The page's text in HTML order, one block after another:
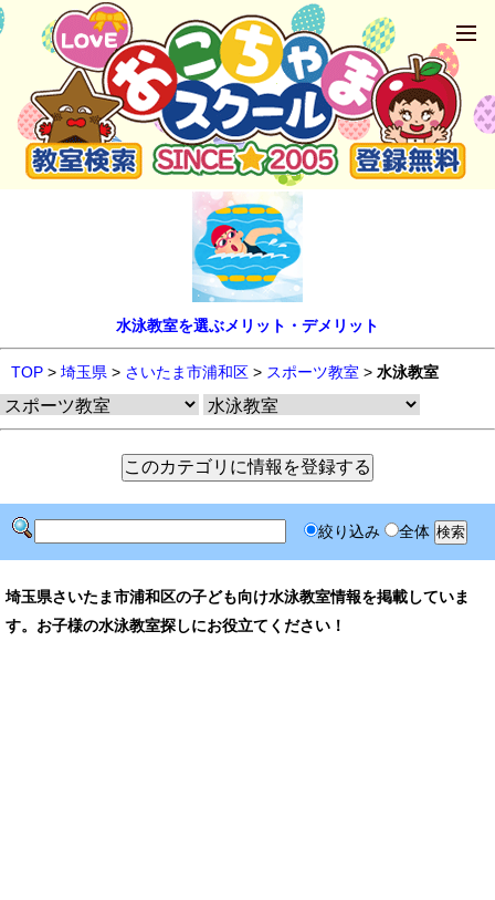
水泳教室を選ぶメリット・デメリット
TOP > 埼玉県 > さいたま市浦和区 > スポーツ教室 > 水泳教室
絞り込み 全体
埼玉県さいたま市浦和区の子ども向け水泳教室情報を掲載していま
す。お子様の水泳教室探しにお役立てください！